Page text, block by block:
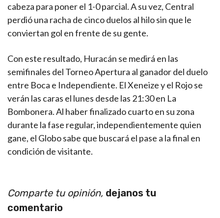
cabeza para poner el 1-0 parcial. A su vez, Central
perdió una racha de cinco duelos al hilo sin que le
conviertan gol en frente de su gente.
Con este resultado, Huracán se medirá en las
semifinales del Torneo Apertura al ganador del duelo
entre Boca e Independiente. El Xeneize y el Rojo se
verán las caras el lunes desde las 21:30 en La
Bombonera. Al haber finalizado cuarto en su zona
durante la fase regular, independientemente quien
gane, el Globo sabe que buscará el pase a la final en
condición de visitante.
Comparte tu opinión, dejanos tu
comentario